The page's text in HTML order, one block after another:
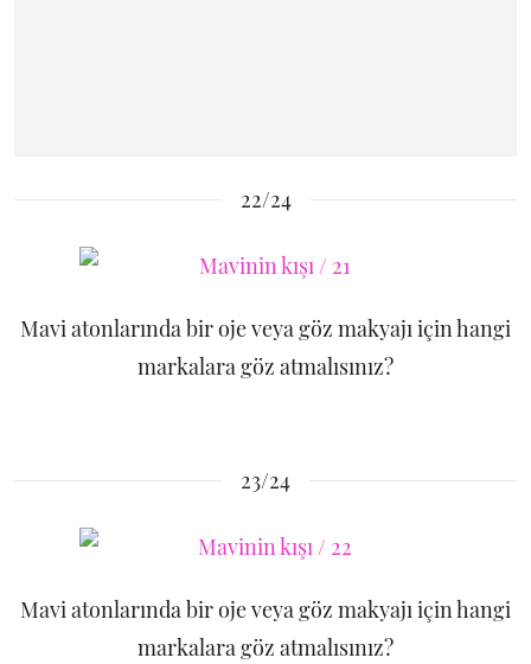
22/24
Mavi atonlarında bir oje veya göz makyajı için hangi
markalara göz atmalısınız?
23/24
Mavi atonlarında bir oje veya göz makyajı için hangi
markalara göz atmalısınız?